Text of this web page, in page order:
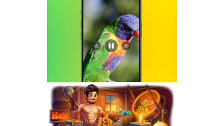
Telegram界面全面升级：安卓版全新设